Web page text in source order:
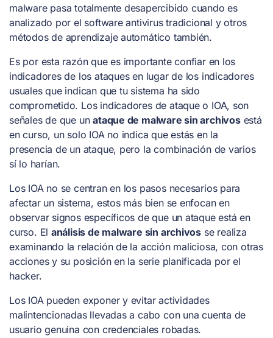
malware pasa totalmente desapercibido cuando es
analizado por el software antivirus tradicional y otros
métodos de aprendizaje automático también.
Es por esta razón que es importante confiar en los
indicadores de los ataques en lugar de los indicadores
usuales que indican que tu sistema ha sido
comprometido. Los indicadores de ataque o IOA, son
señales de que unataque de malware sin archivosestá
en curso, un solo IOA no indica que estás en la
presencia de un ataque, pero la combinación de varios
sí lo harían.
Los IOA no se centran en los pasos necesarios para
afectar un sistema, estos más bien se enfocan en
observar signos específicos de que un ataque está en
curso. El análisis de malware sin archivos se realiza
examinando la relación de la acción maliciosa, con otras
acciones y su posición en la serie planificada por el
hacker.
Los IOA pueden exponer y evitar actividades
malintencionadas llevadas a cabo con una cuenta de
usuario genuina con credenciales robadas.